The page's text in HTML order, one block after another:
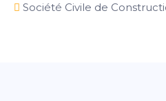
Société Civile de